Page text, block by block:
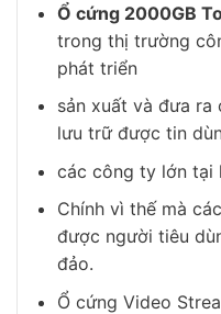
Ổ cứng 2000GB
trong thị trường
phát triển
sản xuất và đưa ra
lưu trữ được tin
các công ty lớn tại
Chính vì thế mà
được người tiêu
đảo.
Ổ cứng Video